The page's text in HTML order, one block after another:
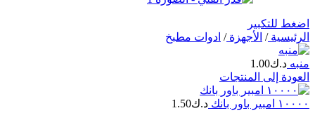
اضغط للتكبير
الرئيسية/ الأجهزة/ ادوات مطبخ
منبه د.ك1.00
العودة إلى المنتجات
١٠٠٠٠ امبير باور بانك د.ك1.50